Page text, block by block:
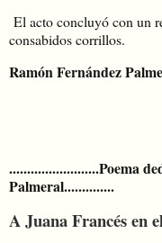
El acto concluyó con un
consabidos corrillos.
Ramón Fernández
.........................Poema
Palmeral..............
A Juana Francés en